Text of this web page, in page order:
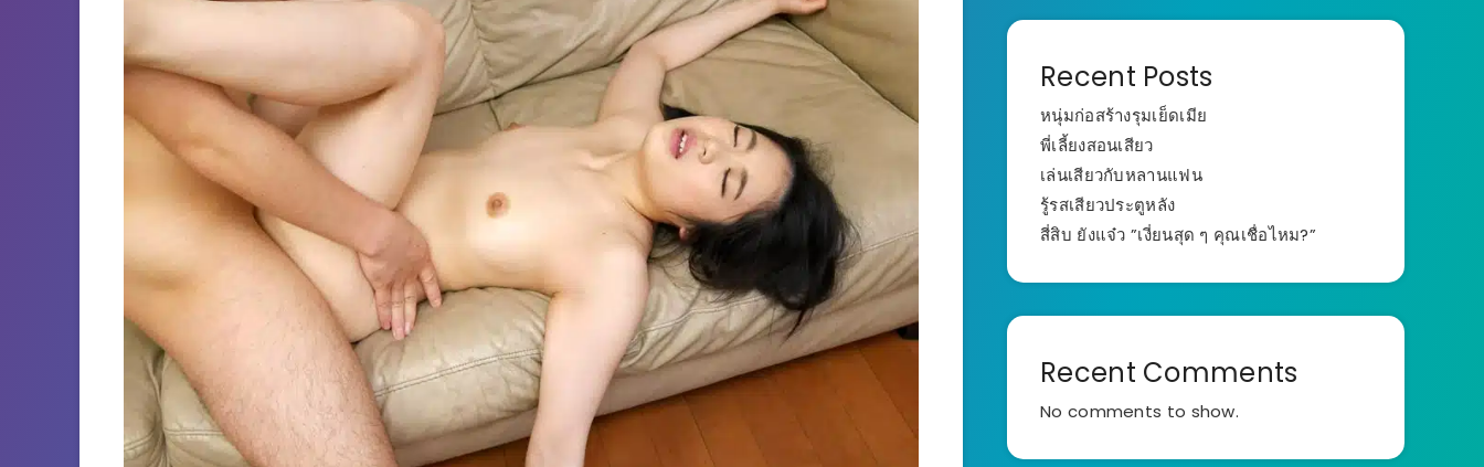
Recent Posts
หนุ่มก่อสร้างรุมเย็ดเมีย
พี่เลี้ยงสอนเสียว
เล่นเสียวกับหลานแฟน
รู้รสเสียวประตูหลัง
สี่สิบ ยังแจ๋ว ”เงี่ยนสุด ๆ คุณเชื่อไหม?”
Recent Comments
No comments to show.